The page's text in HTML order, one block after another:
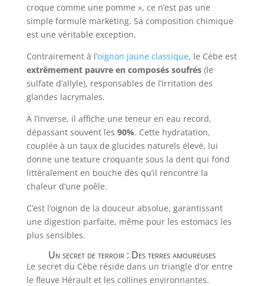
croque comme une pomme », ce n’est pas une
simple formule marketing. Sa composition chimique
est une véritable exception.
Contrairement à l’oignon jaune classique, le Cèbe est
extrêmement pauvre en composés soufrés(le
sulfate d’allyle), responsables de l’irritation des
glandes lacrymales.
À l’inverse, il affiche une teneur en eau record,
dépassant souvent les 90%. Cette hydratation,
couplée à un taux de glucides naturels élevé, lui
donne une texture croquante sous la dent qui fond
littéralement en bouche dès qu’il rencontre la
chaleur d’une poêle.
C’est l’oignon de la douceur absolue, garantissant
une digestion parfaite, même pour les estomacs les
plus sensibles.
Un secret de terroir : Des terres amoureuses
Le secret du Cèbe réside dans un triangle d’or entre
le fleuve Hérault et les collines environnantes.